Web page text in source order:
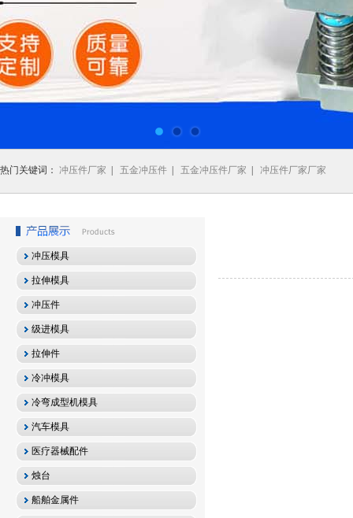
热门关键词： 冲压件厂家 五金冲压件 五金冲压件厂家 冲压件厂家厂家
冲压模具
拉伸模具
冲压件
级进模具
拉伸件
冷冲模具
冷弯成型机模具
汽车模具
医疗器械配件
烛台
船舶金属件